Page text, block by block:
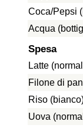
Coca/Pepsi
Acqua
Spesa
Latte
Filone di
Riso
Uova